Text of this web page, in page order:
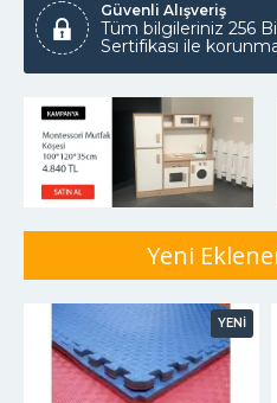
Güvenli Alışveriş
Tüm bilgileriniz 256
Sertifikası ile
Yeni
YENİ